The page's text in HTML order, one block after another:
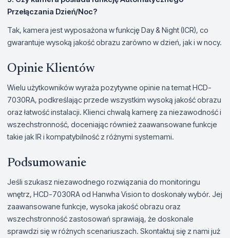
Przełączania Dzień/Noc?
Tak, kamera jest wyposażona w funkcję Day & Night (ICR), co
gwarantuje wysoką jakość obrazu zarówno w dzień, jak i w nocy.
Opinie Klientów
Wielu użytkowników wyraża pozytywne opinie na temat HCD-
7030RA, podkreślając przede wszystkim wysoką jakość obrazu
oraz łatwość instalacji. Klienci chwalą kamerę za niezawodność i
wszechstronność, doceniając również zaawansowane funkcje
takie jak IR i kompatybilność z różnymi systemami.
Podsumowanie
Jeśli szukasz niezawodnego rozwiązania do monitoringu
wnętrz, HCD-7030RA od Hanwha Vision to doskonały wybór. Jej
zaawansowane funkcje, wysoka jakość obrazu oraz
wszechstronność zastosowań sprawiają, że doskonale
sprawdzi się w różnych scenariuszach. Skontaktuj się z nami już